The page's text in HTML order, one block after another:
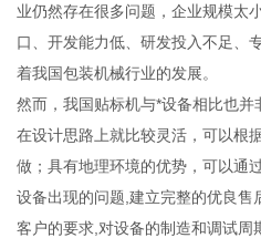
业仍然存在很多问题，企业规模太
口、开发能力低、研发投入不足、
着我国包装机械行业的发展。
然而，我国贴标机与*设备相比也
在设计思路上就比较灵活，可以根
做；具有地理环境的优势，可以通
设备出现的问题,建立完整的优良
客户的要求,对设备的制造和调试周